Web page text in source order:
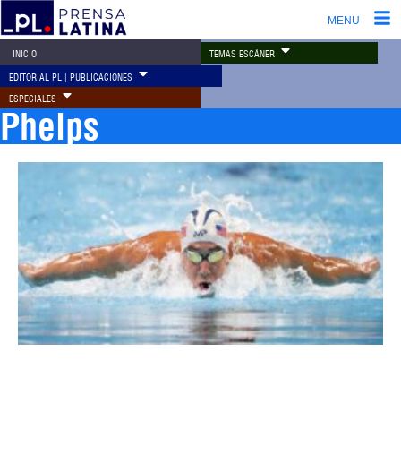
MENU
INICIO TEMAS ESCÁNER
EDITORIAL PL | PUBLICACIONES
ESPECIALES
Phelps